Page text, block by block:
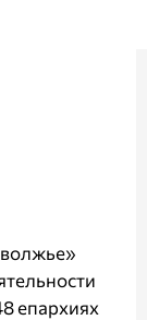
епархиях